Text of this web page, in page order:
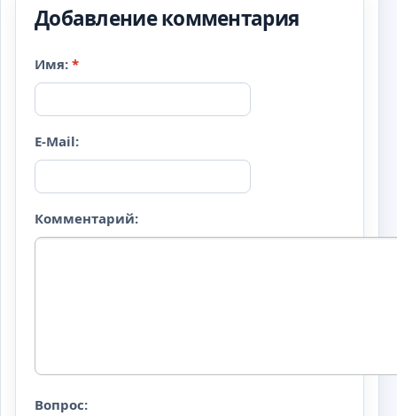
Добавление комментария
Имя: *
E-Mail:
Комментарий:
Вопрос: